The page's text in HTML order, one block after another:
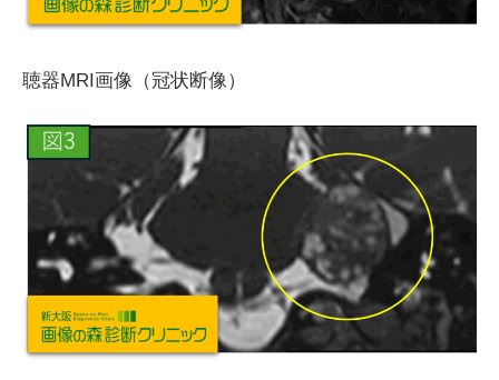
聴器MRI画像（冠状断像）